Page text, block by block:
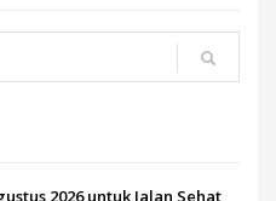
2026 untuk Jalan Sehat